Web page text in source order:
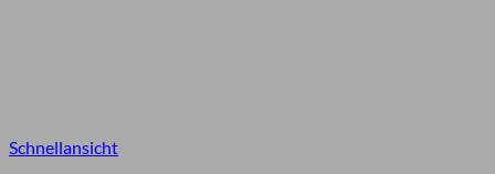
Schnellansicht